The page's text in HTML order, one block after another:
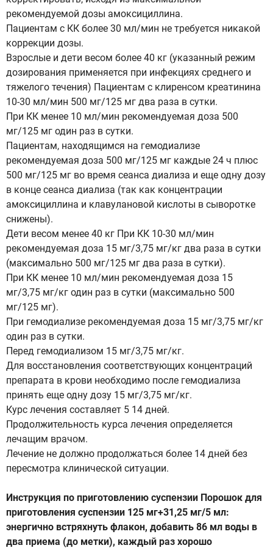
рекомендуемой дозы амоксициллина.
Пациентам с КК более 30 мл/мин не требуется никакой
коррекции дозы.
Взрослые и дети весом более 40 кг (указанный режим
дозирования применяется при инфекциях среднего и
тяжелого течения) Пациентам с клиренсом креатинина
10-30 мл/мин 500 мг/125 мг два раза в сутки.
При КК менее 10 мл/мин рекомендуемая доза 500
мг/125 мг один раз в сутки.
Пациентам, находящимся на гемодиализе
рекомендуемая доза 500 мг/125 мг каждые 24 ч плюс
500 мг/125 мг во время сеанса диализа и еще одну дозу
в конце сеанса диализа (так как концентрации
амоксициллина и клавулановой кислоты в сыворотке
снижены).
Дети весом менее 40 кг При КК 10-30 мл/мин
рекомендуемая доза 15 мг/3,75 мг/кг два раза в сутки
(максимально 500 мг/125 мг два раза в сутки).
При КК менее 10 мл/мин рекомендуемая доза 15
мг/3,75 мг/кг один раз в сутки (максимально 500
мг/125 мг).
При гемодиализе рекомендуемая доза 15 мг/3,75 мг/кг
один раз в сутки.
Перед гемодиализом 15 мг/3,75 мг/кг.
Для восстановления соответствующих концентраций
препарата в крови необходимо после гемодиализа
принять еще одну дозу 15 мг/3,75 мг/кг.
Курс лечения составляет 5 14 дней.
Продолжительность курса лечения определяется
лечащим врачом.
Лечение не должно продолжаться более 14 дней без
пересмотра клинической ситуации.
Инструкция по приготовлению суспензии Порошок для
приготовления суспензии 125 мг+31,25 мг/5 мл:
энергично встряхнуть флакон, добавить 86 мл воды в
два приема (до метки), каждый раз хорошо